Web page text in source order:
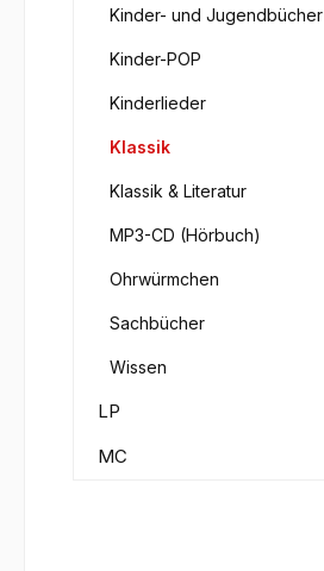
Kinder- und Jugendbücher
Kinder-POP
Kinderlieder
Klassik
Klassik & Literatur
MP3-CD (Hörbuch)
Ohrwürmchen
Sachbücher
Wissen
LP
MC